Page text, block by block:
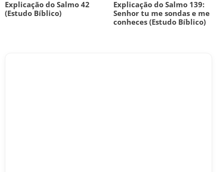
Explicação do Salmo 42
(Estudo Bíblico)
Explicação do Salmo 139:
Senhor tu me sondas e me
conheces (Estudo Bíblico)